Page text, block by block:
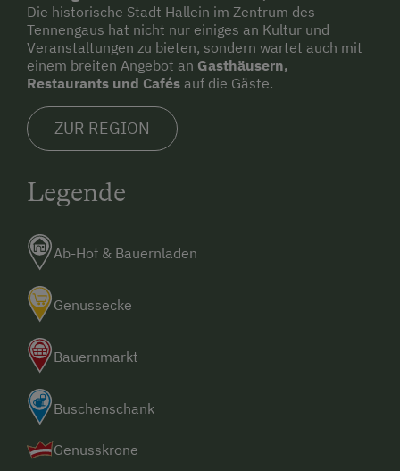
Die historische Stadt Hallein im Zentrum des
Tennengaus hat nicht nur einiges an Kultur und
Veranstaltungen zu bieten, sondern wartet auch mit
einem breiten Angebot an Gasthäusern,
Restaurants und Cafés auf die Gäste.
ZUR REGION
Legende
Ab-Hof & Bauernladen
Genussecke
Bauernmarkt
Buschenschank
Genusskrone